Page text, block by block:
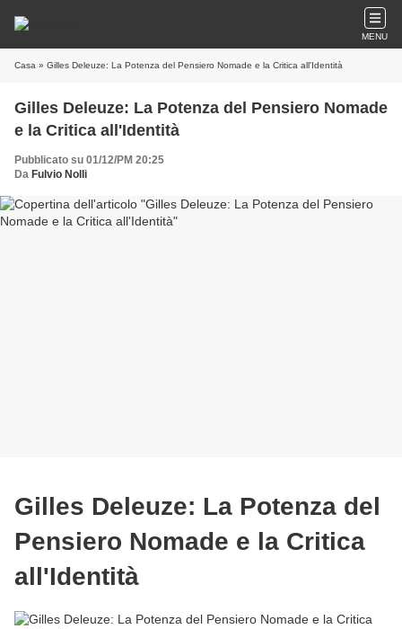
MENU
Casa » Gilles Deleuze: La Potenza del Pensiero Nomade e la Critica all'Identità
Gilles Deleuze: La Potenza del Pensiero Nomade
e la Critica all'Identità
Pubblicato su 01/12/PM 20:25
Da Fulvio Nolli
Gilles Deleuze: La Potenza del
Pensiero Nomade e la Critica
all'Identità